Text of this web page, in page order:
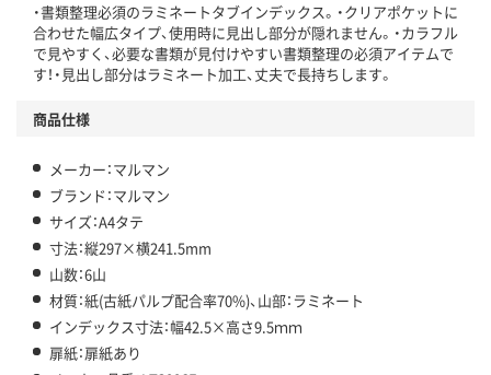
・書類整理必須のラミネートタブインデックス。・クリアポケットに
合わせた幅広タイプ、使用時に見出し部分が隠れません。・カラフル
で見やすく、必要な書類が見付けやすい書類整理の必須アイテムで
す！・見出し部分はラミネート加工、丈夫で長持ちします。
商品仕様
メーカー：マルマン
ブランド：マルマン
サイズ：A4タテ
寸法：縦297×横241.5mm
山数：6山
材質：紙(古紙パルプ配合率70%)、山部：ラミネート
インデックス寸法：幅42.5×高さ9.5ｍｍ
扉紙：扉紙あり